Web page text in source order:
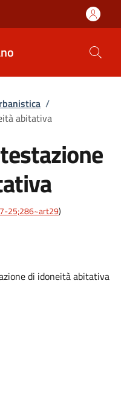
/
abitativa
25;286~art29)
di idoneità abitativa